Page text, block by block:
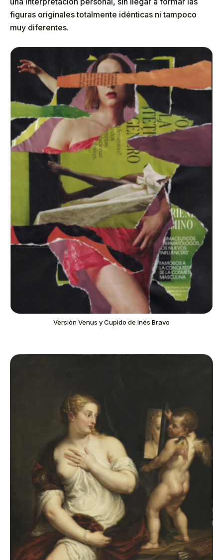
figuras originales totalmente idénticas ni tampoco
muy diferentes.
Versión Venus y Cupido de Inés Bravo